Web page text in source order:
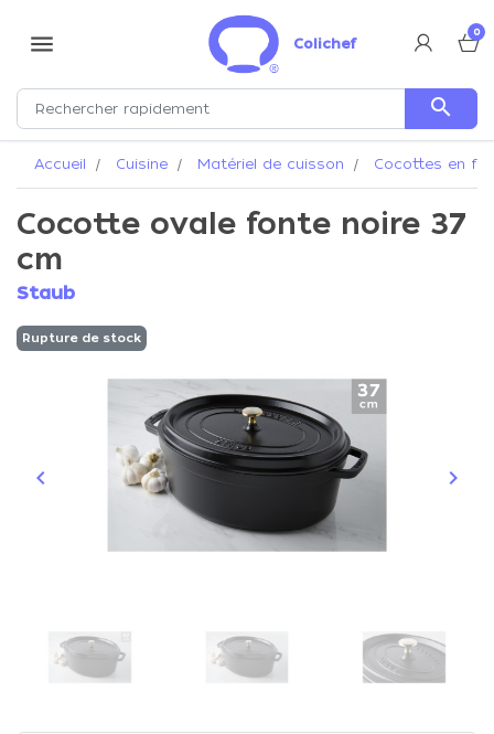
menu Colichef
0
search
Accueil Cuisine Matériel de cuisson Cocottes en
Cocotte ovale fonte noire 37
cm
Staub
Rupture de stock
Précédent
keyboard_arrow_left keyboard_arrow_right